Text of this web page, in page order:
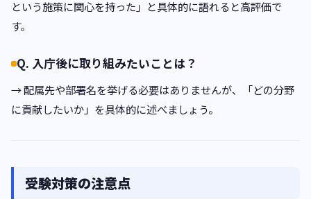
という施策に関心を持った」と具体的に語れると高評価で
す。
Q. 入庁後に取り組みたいことは？
→ 配属先や部署名を挙げる必要はありませんが、「どの分野
に貢献したいか」を具体的に述べましょう。
受験対策の注意点